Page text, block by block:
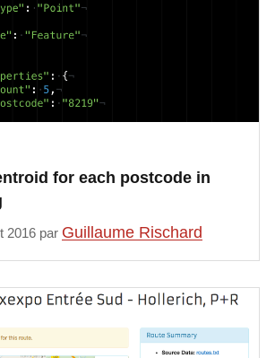
for each postcode in
2016 par Guillaume Rischard